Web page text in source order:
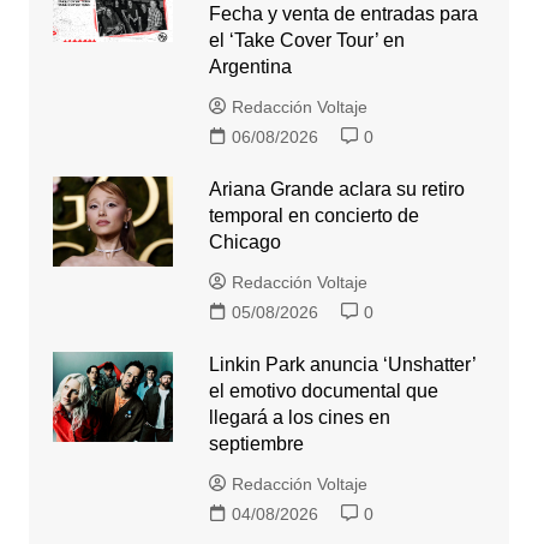
Fecha y venta de entradas para
el ‘Take Cover Tour’ en
Argentina
Redacción Voltaje
06/08/2026
0
Ariana Grande aclara su retiro
temporal en concierto de
Chicago
Redacción Voltaje
05/08/2026
0
Linkin Park anuncia ‘Unshatter’
el emotivo documental que
llegará a los cines en
septiembre
Redacción Voltaje
04/08/2026
0